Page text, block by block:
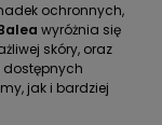
ochronnych,
wyróżnia się
skóry, oraz
dostępnych
jak i bardziej